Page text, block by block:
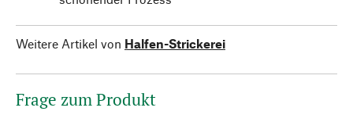
Weitere Artikel von Halfen-Strickerei
Frage zum Produkt